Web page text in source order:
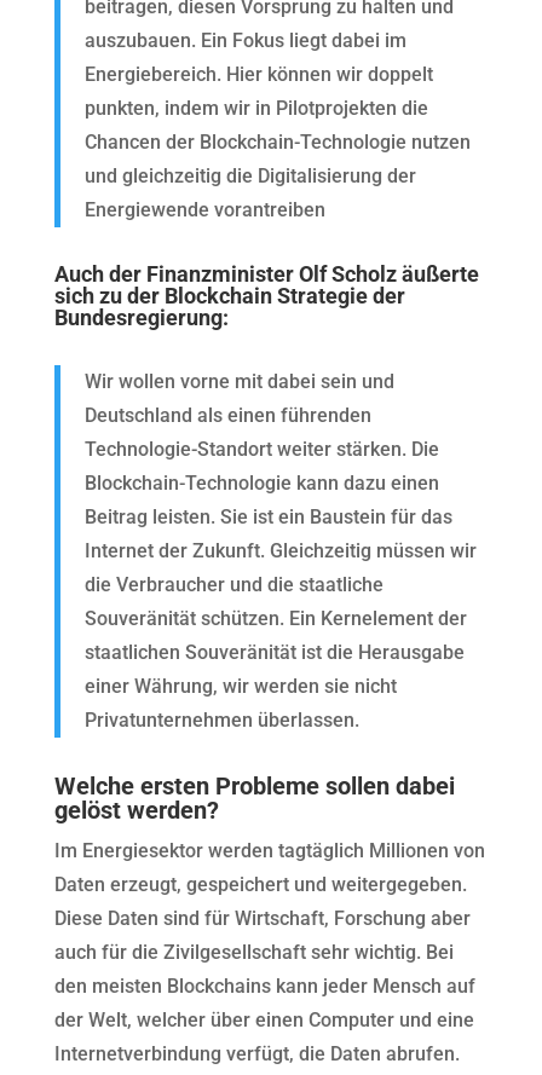
beitragen, diesen Vorsprung zu halten und
auszubauen. Ein Fokus liegt dabei im
Energiebereich. Hier können wir doppelt
punkten, indem wir in Pilotprojekten die
Chancen der Blockchain-Technologie nutzen
und gleichzeitig die Digitalisierung der
Energiewende vorantreiben
Auch der Finanzminister Olf Scholz äußerte
sich zu der Blockchain Strategie der
Bundesregierung:
Wir wollen vorne mit dabei sein und
Deutschland als einen führenden
Technologie-Standort weiter stärken. Die
Blockchain-Technologie kann dazu einen
Beitrag leisten. Sie ist ein Baustein für das
Internet der Zukunft. Gleichzeitig müssen wir
die Verbraucher und die staatliche
Souveränität schützen. Ein Kernelement der
staatlichen Souveränität ist die Herausgabe
einer Währung, wir werden sie nicht
Privatunternehmen überlassen.
Welche ersten Probleme sollen dabei
gelöst werden?
Im Energiesektor werden tagtäglich Millionen von
Daten erzeugt, gespeichert und weitergegeben.
Diese Daten sind für Wirtschaft, Forschung aber
auch für die Zivilgesellschaft sehr wichtig. Bei
den meisten Blockchains kann jeder Mensch auf
der Welt, welcher über einen Computer und eine
Internetverbindung verfügt, die Daten abrufen.